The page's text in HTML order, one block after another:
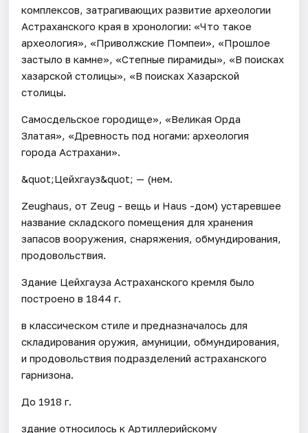
комплексов, затрагивающих развитие археологии
Астраханского края в хронологии: «Что такое
археология», «Приволжские Помпеи», «Прошлое
застыло в камне», «Степные пирамиды», «В поисках
хазарской столицы», «В поисках Хазарской
столицы.
Самосдельское городище», «Великая Орда
Златая», «Древность под ногами: археология
города Астрахани».
&quot;Цейхгауз&quot; — (нем.
Zeughaus, от Zeug - вещь и Haus -дом) устаревшее
название складского помещения для хранения
запасов вооружения, снаряжения, обмундирования,
продовольствия.
Здание Цейхгауза Астраханского кремля было
построено в 1844 г.
в классическом стиле и предназначалось для
складирования оружия, амуниции, обмундирования,
и продовольствия подразделений астраханского
гарнизона.
До 1918 г.
здание относилось к Артиллерийскому